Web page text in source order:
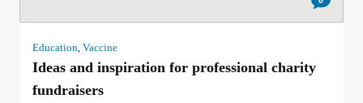
Education, Vaccine
Ideas and inspiration for professional charity
fundraisers